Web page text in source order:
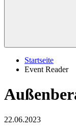
Startseite
Event Reader
22.06.2023